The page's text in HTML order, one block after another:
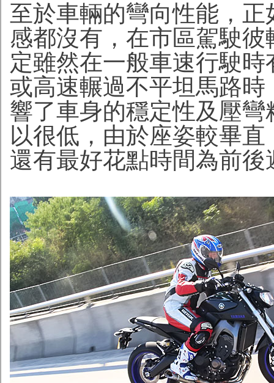
至於車輛的彎向性能，
感都沒有，在市區駕駛
定雖然在一般車速行駛
或高速輾過不平坦馬路
響了車身的穩定性及壓
以很低，由於座姿較畢
還有最好花點時間為前